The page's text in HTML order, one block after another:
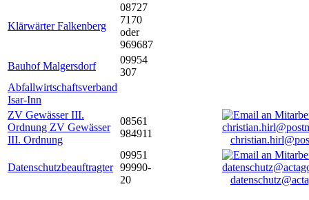
Klärwärter Falkenberg
08727
7170
oder
969687
Bauhof Malgersdorf
09954
307
Abfallwirtschaftsverband
Isar-Inn
ZV Gewässer III.
Ordnung ZV Gewässer
III. Ordnung
08561
984911
Datenschutzbeauftragter
09951
99990-
20